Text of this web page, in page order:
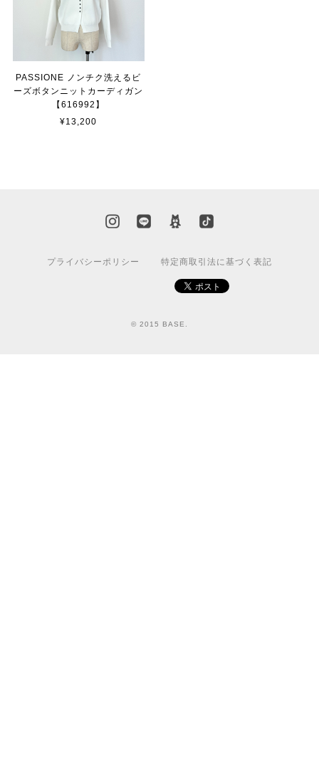
PASSIONE ノンチク洗えるビ
ーズボタンニットカーディガン
【616992】
¥13,200
プライバシーポリシー 特定商取引法に基づく表記
© 2015 BASE.